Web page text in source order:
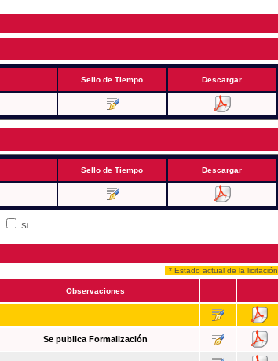
Sello de Tiempo Descargar
Sello de Tiempo Descargar
Si
* Estado actual de la licitación
Observaciones
Se publica Formalización